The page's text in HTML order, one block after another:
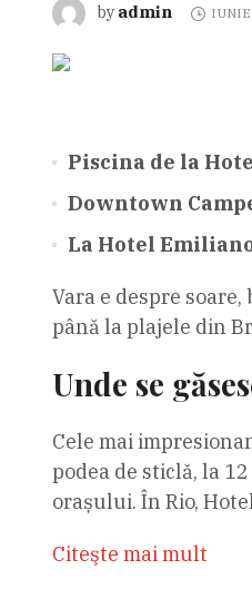
by admin IUNIE
Piscina de la
Downtown
La Hotel
Vara e despre
până la plajele din
Unde se
Cele mai
podea de sticlă, la
orașului. În Rio,
Citeşte mai mult